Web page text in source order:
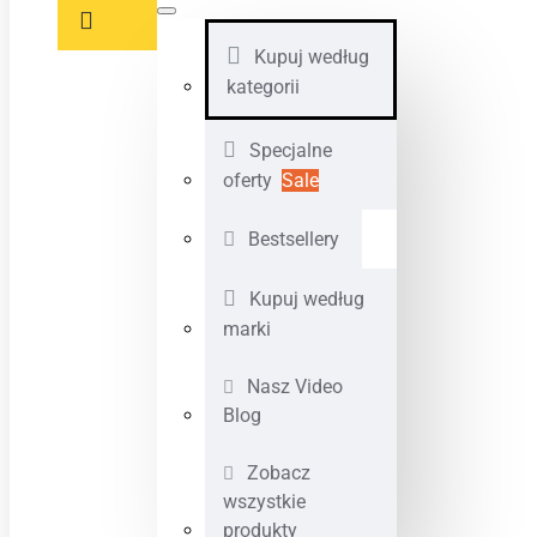
Kupuj według
kategorii
Specjalne
oferty Sale
Bestsellery
Kupuj według
marki
Nasz Video
Blog
Zobacz
wszystkie
produkty